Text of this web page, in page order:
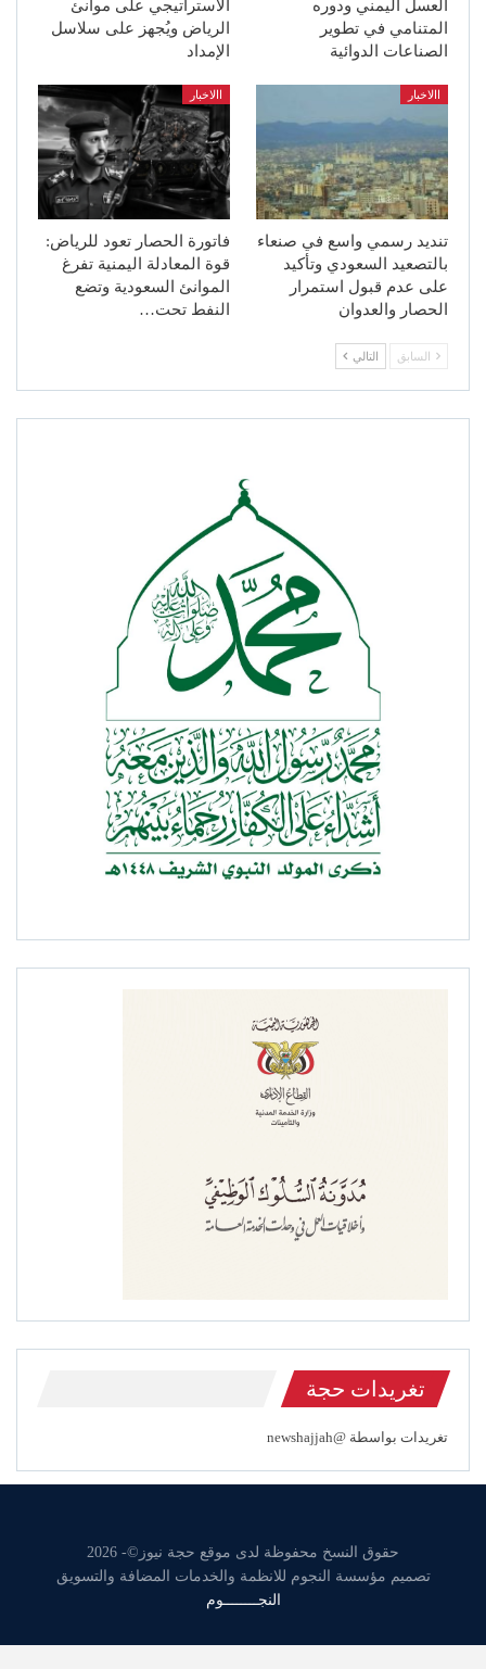
العسل اليمني ودوره
المتنامي في تطوير
الصناعات الدوائية
الاستراتيجي على موانئ
الرياض ويُجهز على سلاسل
الإمداد
االاخبار
تنديد رسمي واسع في صنعاء
بالتصعيد السعودي وتأكيد
على عدم قبول استمرار
الحصار والعدوان
االاخبار
فاتورة الحصار تعود للرياض:
قوة المعادلة اليمنية تفرغ
الموانئ السعودية وتضع
النفط تحت…
السابق التالي
تغريدات حجة
تغريدات بواسطة @newshajjah
حقوق النسخ محفوظة لدى موقع حجة نيوز©- 2026
تصميم مؤسسة النجوم للانظمة والخدمات المضافة والتسويق
النجــــــــوم